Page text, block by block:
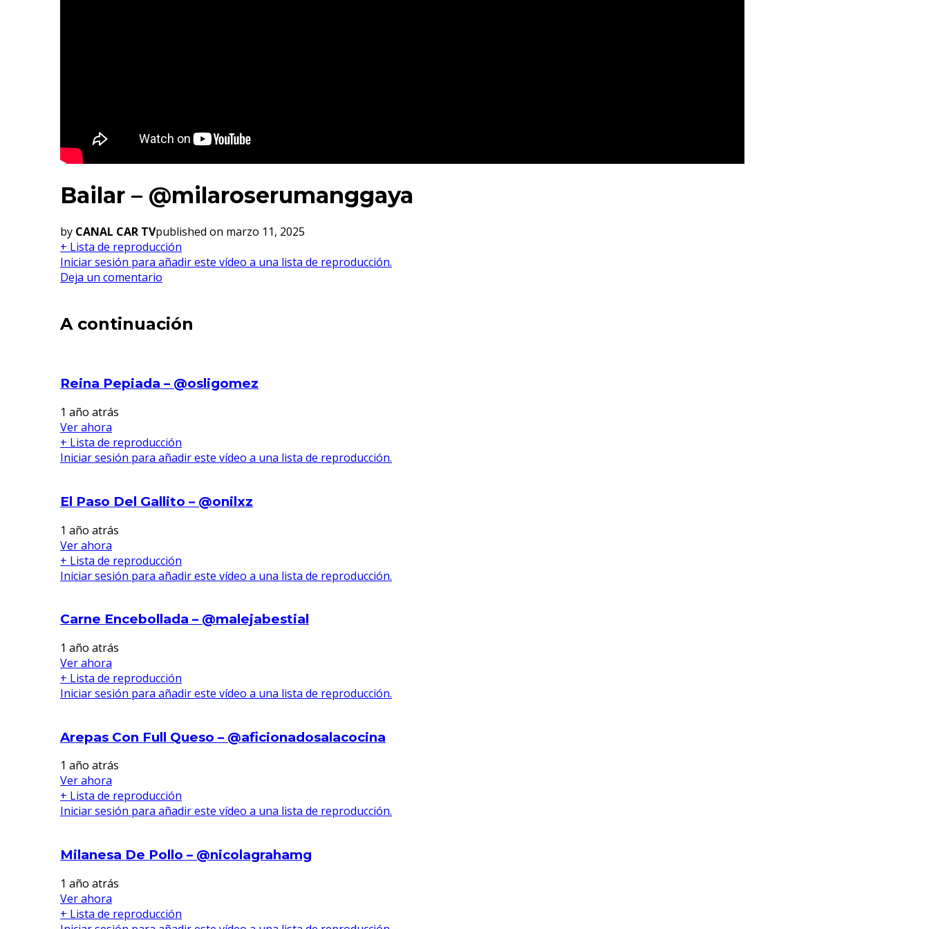
Bailar – @milaroserumanggaya
by CANAL CAR TVpublished on marzo 11, 2025
+ Lista de reproducción
Iniciar sesión para añadir este vídeo a una lista de reproducción.
Deja un comentario
A continuación
Reina Pepiada – @osligomez
1 año atrás
Ver ahora
+ Lista de reproducción
Iniciar sesión para añadir este vídeo a una lista de reproducción.
El Paso Del Gallito – @onilxz
1 año atrás
Ver ahora
+ Lista de reproducción
Iniciar sesión para añadir este vídeo a una lista de reproducción.
Carne Encebollada – @malejabestial
1 año atrás
Ver ahora
+ Lista de reproducción
Iniciar sesión para añadir este vídeo a una lista de reproducción.
Arepas Con Full Queso – @aficionadosalacocina
1 año atrás
Ver ahora
+ Lista de reproducción
Iniciar sesión para añadir este vídeo a una lista de reproducción.
Milanesa De Pollo – @nicolagrahamg
1 año atrás
Ver ahora
+ Lista de reproducción